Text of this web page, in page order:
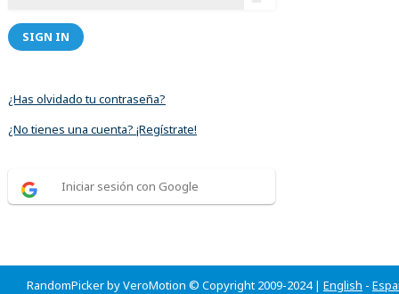
SIGN IN
¿Has olvidado tu contraseña?
¿No tienes una cuenta? ¡Regístrate!
Iniciar sesión con Google
RandomPicker by VeroMotion © Copyright 2009-2024 | English -